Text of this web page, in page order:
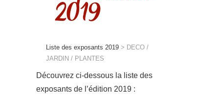
2019
Liste des exposants 2019 > DECO /
JARDIN / PLANTES
Découvrez ci-dessous la liste des
exposants de l’édition 2019 :